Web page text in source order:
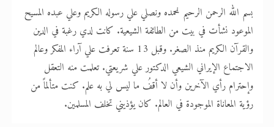
بسم الله الرحمن الرحيم نحمده ونصلي علي رسوله الکريم وعلي عبده المسيح
الموعود نشأت في بيت من الطائفة الشيعية. کانت لدي رغبة في الدين
والقرآن الكريم منذ الصغر. وقبل 13 سنة تعرفت علي آراء المفکر وعالم
الاجتماع الإيراني الشيعي الدکتور علي شريعتي. تعلمت منه التعقل
وإحترام رأي الآخرين وأن لا أقفُ ما ليس لي به علم. کنت متألماً من
رؤية المعاناة الموجودة في العالم. کان يؤذيني تخلف المسلمين.